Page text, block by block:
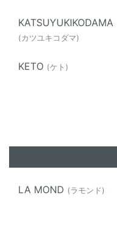
KATSUYUKIKODAMA
(カツユキコダマ)
KETO (ケト)
LA MOND (ラモンド)